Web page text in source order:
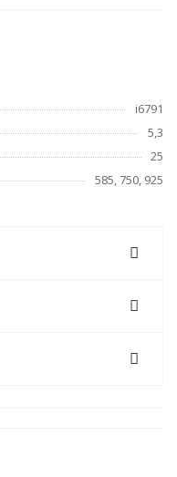
i6791
5,3
25
585, 750, 925